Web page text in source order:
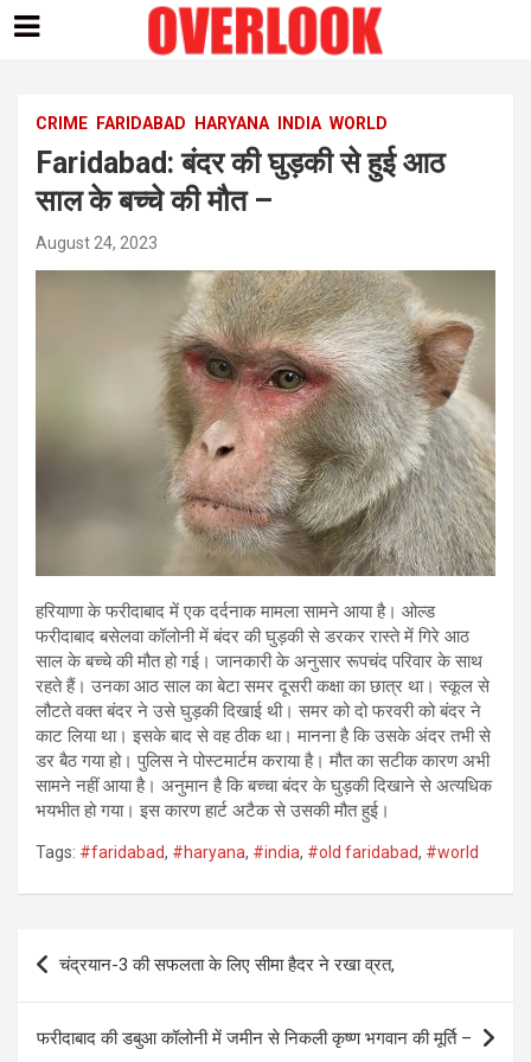
contentCRIME FARIDABAD HARYANA INDIA WORLD
Faridabad: बंदर की घुड़की से हुई आठ
साल के बच्चे की मौत –
August 24, 2023
हरियाणा के फरीदाबाद में एक दर्दनाक मामला सामने आया है। ओल्ड
फरीदाबाद बसेलवा कॉलोनी में बंदर की घुड़की से डरकर रास्ते में गिरे आठ
साल के बच्चे की मौत हो गई। जानकारी के अनुसार रूपचंद परिवार के साथ
रहते हैं। उनका आठ साल का बेटा समर दूसरी कक्षा का छात्र था। स्कूल से
लौटते वक्त बंदर ने उसे घुड़की दिखाई थी। समर को दो फरवरी को बंदर ने
काट लिया था। इसके बाद से वह ठीक था। मानना है कि उसके अंदर तभी से
डर बैठ गया हो। पुलिस ने पोस्टमार्टम कराया है। मौत का सटीक कारण अभी
सामने नहीं आया है। अनुमान है कि बच्चा बंदर के घुड़की दिखाने से अत्यधिक
भयभीत हो गया। इस कारण हार्ट अटैक से उसकी मौत हुई।
Tags: #faridabad, #haryana, #india, #old faridabad, #world
Post
navigation
चंद्रयान-3 की सफलता के लिए सीमा हैदर ने रखा व्रत,
फरीदाबाद की डबुआ कॉलोनी में जमीन से निकली कृष्ण भगवान की मूर्ति –